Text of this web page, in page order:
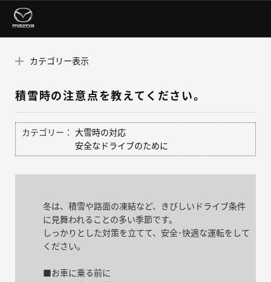
カテゴリー表示
積雪時の注意点を教えてください。
カテゴリー：
大雪時の対応
安全なドライブのために
冬は、積雪や路面の凍結など、きびしいドライブ条件
に見舞われることの多い季節です。
しっかりとした対策を立てて、安全･快適な運転をして
ください。
■お車に乗る前に